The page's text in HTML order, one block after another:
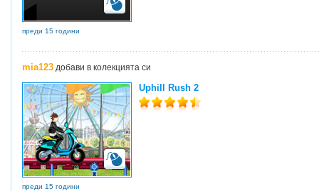
преди 15 години
mia123 добави в колекцията си
Uphill Rush 2
преди 15 години